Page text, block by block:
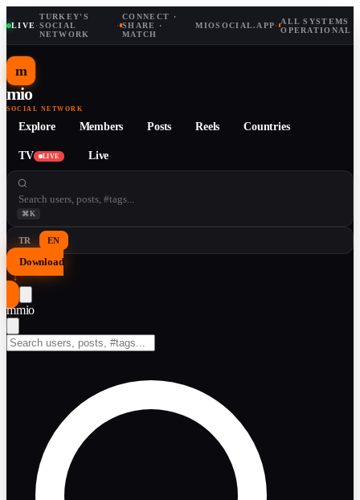
LIVE·
TURKEY'S
SOCIAL
NETWORK
·
CONNECT ·
SHARE ·
MATCH
MIOSOCIAL.APP· ALL SYSTEMS
OPERATIONAL
m
mio
SOCIAL NETWORK
Explore Members Posts Reels Countries
TV LIVE Live
⌘K
TR EN
Download
↓
mmio